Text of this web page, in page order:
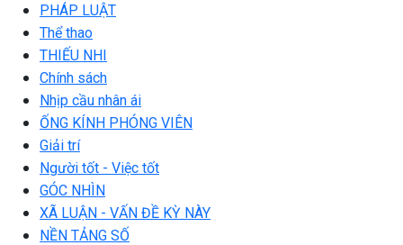
PHÁP LUẬT
Thể thao
THIẾU NHI
Chính sách
Nhịp cầu nhân ái
ỐNG KÍNH PHÓNG VIÊN
Giải trí
Người tốt - Việc tốt
GÓC NHÌN
XÃ LUẬN - VẤN ĐỀ KỲ NÀY
NỀN TẢNG SỐ